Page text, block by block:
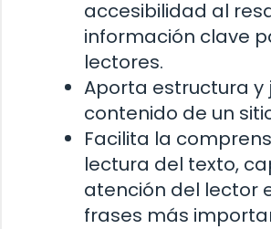
accesibilidad al
información clave
lectores.
Aporta estructura y
contenido de un
Facilita la
lectura del texto,
atención del lector
frases más